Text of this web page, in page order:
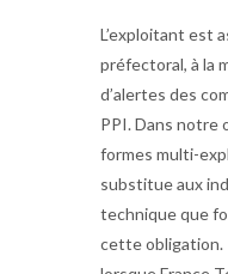
L’exploitant est
préfectoral, à la
d’alertes des
PPI. Dans notre
formes multi-
substitue aux
technique que
cette obligation.